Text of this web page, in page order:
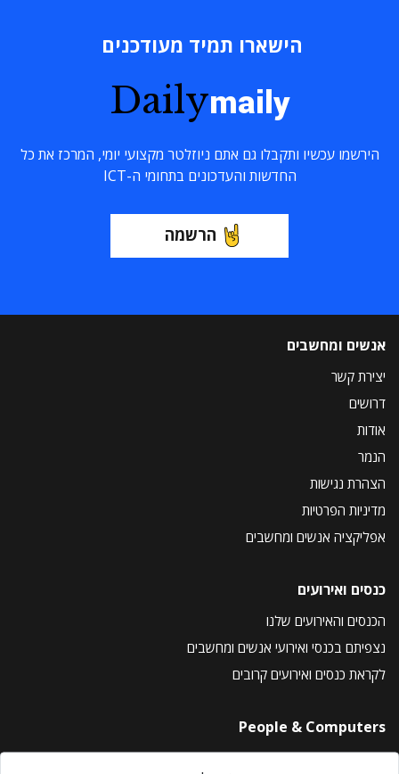
הישארו תמיד מעודכנים
Dailymaily
הירשמו עכשיו ותקבלו גם אתם ניוזלטר מקצועי יומי, המרכז את כל
החדשות והעדכונים בתחומי ה-ICT
הרשמה
אנשים ומחשבים
יצירת קשר
דרושים
אודות
הנמר
הצהרת נגישות
מדיניות הפרטיות
אפליקציה אנשים ומחשבים
כנסים ואירועים
הכנסים והאירועים שלנו
נצפיתם בכנסי ואירועי אנשים ומחשבים
לקראת כנסים ואירועים קרובים
People & Computers
About Us